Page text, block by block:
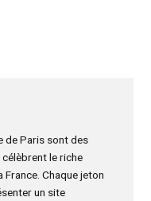
de Paris sont des
le riche
Chaque jeton
un site